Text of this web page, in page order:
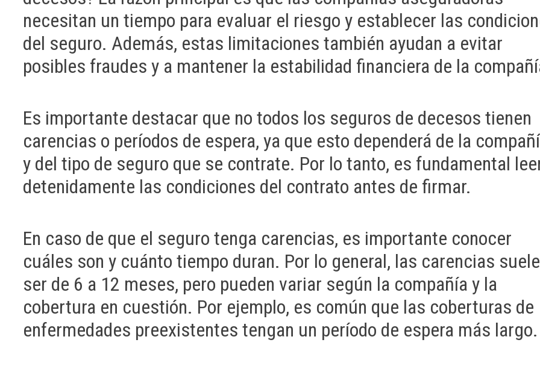
necesitan un tiempo para evaluar el riesgo y establecer las
del seguro. Además, estas limitaciones también ayudan a evitar
posibles fraudes y a mantener la estabilidad financiera de la
Es importante destacar que no todos los seguros de decesos tienen
carencias o períodos de espera, ya que esto dependerá de la
y del tipo de seguro que se contrate. Por lo tanto, es fundamental
detenidamente las condiciones del contrato antes de firmar.
En caso de que el seguro tenga carencias, es importante conocer
cuáles son y cuánto tiempo duran. Por lo general, las carencias
ser de 6 a 12 meses, pero pueden variar según la compañía y la
cobertura en cuestión. Por ejemplo, es común que las coberturas de
enfermedades preexistentes tengan un período de espera más largo.